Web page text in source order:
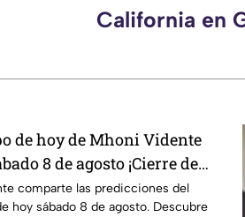
California en
de hoy de Mhoni Vidente
8 de agosto ¡Cierre de
comparte las predicciones del
hoy sábado 8 de agosto. Descubre